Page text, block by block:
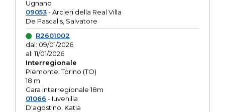
Ugnano
09053- Arcieri della Real Villa
De Pascalis, Salvatore
R2601002
dal: 09/01/2026
al: 11/01/2026
Interregionale
Piemonte: Torino (TO)
18 m
Gara Interregionale 18m
01066 - Iuvenilia
D'agostino, Katia